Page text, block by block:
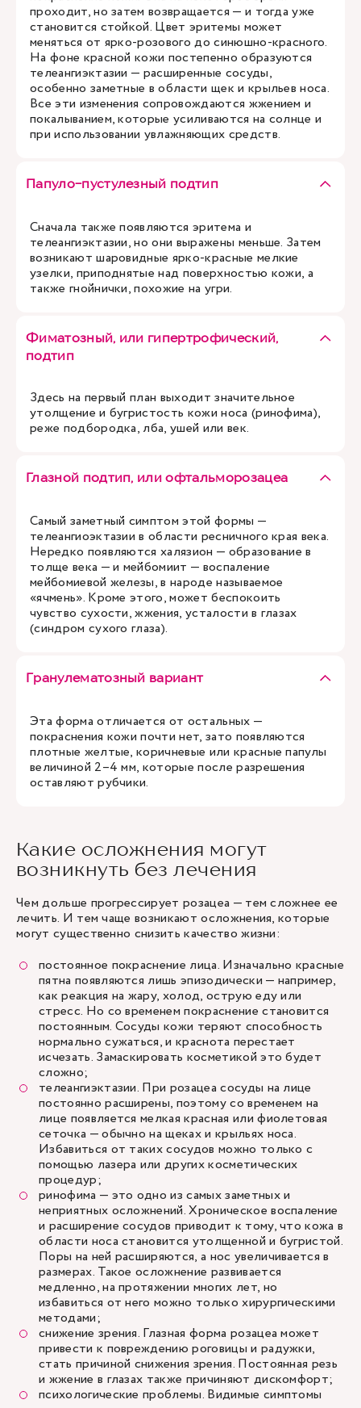
проходит, но затем возвращается — и тогда уже
становится стойкой. Цвет эритемы может
меняться от ярко-розового до синюшно-красного.
На фоне красной кожи постепенно образуются
телеангиэктазии — расширенные сосуды,
особенно заметные в области щек и крыльев носа.
Все эти изменения сопровождаются жжением и
покалыванием, которые усиливаются на солнце и
при использовании увлажняющих средств.
Папуло-пустулезный подтип
Сначала также появляются эритема и
телеангиэктазии, но они выражены меньше. Затем
возникают шаровидные ярко-красные мелкие
узелки, приподнятые над поверхностью кожи, а
также гнойнички, похожие на угри.
Фиматозный, или гипертрофический,
подтип
Здесь на первый план выходит значительное
утолщение и бугристость кожи носа (ринофима),
реже подбородка, лба, ушей или век.
Глазной подтип, или офтальморозацеа
Самый заметный симптом этой формы —
телеангиоэктазии в области ресничного края века.
Нередко появляются халязион — образование в
толще века — и мейбомиит — воспаление
мейбомиевой железы, в народе называемое
«ячмень». Кроме этого, может беспокоить
чувство сухости, жжения, усталости в глазах
(синдром сухого глаза).
Гранулематозный вариант
Эта форма отличается от остальных —
покраснения кожи почти нет, зато появляются
плотные желтые, коричневые или красные папулы
величиной 2–4 мм, которые после разрешения
оставляют рубчики.
Какие осложнения могут
возникнуть без лечения
Чем дольше прогрессирует розацеа — тем сложнее ее
лечить. И тем чаще возникают осложнения, которые
могут существенно снизить качество жизни:
постоянное покраснение лица. Изначально красные
пятна появляются лишь эпизодически — например,
как реакция на жару, холод, острую еду или
стресс. Но со временем покраснение становится
постоянным. Сосуды кожи теряют способность
нормально сужаться, и краснота перестает
исчезать. Замаскировать косметикой это будет
сложно;
телеангиэктазии. При розацеа сосуды на лице
постоянно расширены, поэтому со временем на
лице появляется мелкая красная или фиолетовая
сеточка — обычно на щеках и крыльях носа.
Избавиться от таких сосудов можно только с
помощью лазера или других косметических
процедур;
ринофима — это одно из самых заметных и
неприятных осложнений. Хроническое воспаление
и расширение сосудов приводит к тому, что кожа в
области носа становится утолщенной и бугристой.
Поры на ней расширяются, а нос увеличивается в
размерах. Такое осложнение развивается
медленно, на протяжении многих лет, но
избавиться от него можно только хирургическими
методами;
снижение зрения. Глазная форма розацеа может
привести к повреждению роговицы и радужки,
стать причиной снижения зрения. Постоянная резь
и жжение в глазах также причиняют дискомфорт;
психологические проблемы. Видимые симптомы